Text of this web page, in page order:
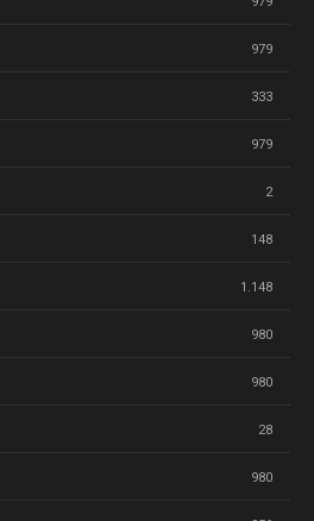
979
333
979
2
148
1.148
980
980
28
980